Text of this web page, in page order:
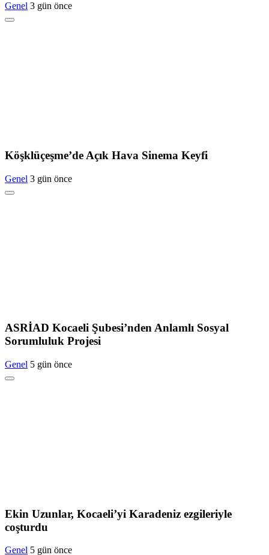
Genel 3 gün önce
Köşklüçeşme’de Açık Hava Sinema Keyfi
Genel 3 gün önce
ASRİAD Kocaeli Şubesi’nden Anlamlı Sosyal
Sorumluluk Projesi
Genel 5 gün önce
Ekin Uzunlar, Kocaeli’yi Karadeniz ezgileriyle
coşturdu
Genel 5 gün önce